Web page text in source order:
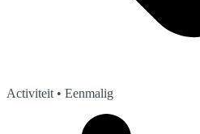
Activiteit • Eenmalig